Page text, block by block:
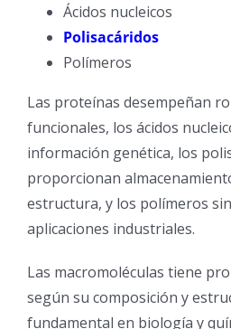
Ácidos nucleicos
Polisacáridos
Polímeros
Las proteínas desempeñan
funcionales, los ácidos
información genética, los
proporcionan
estructura, y los polímeros
aplicaciones industriales.
Las macromoléculas tiene
según su composición y
fundamental en biología y